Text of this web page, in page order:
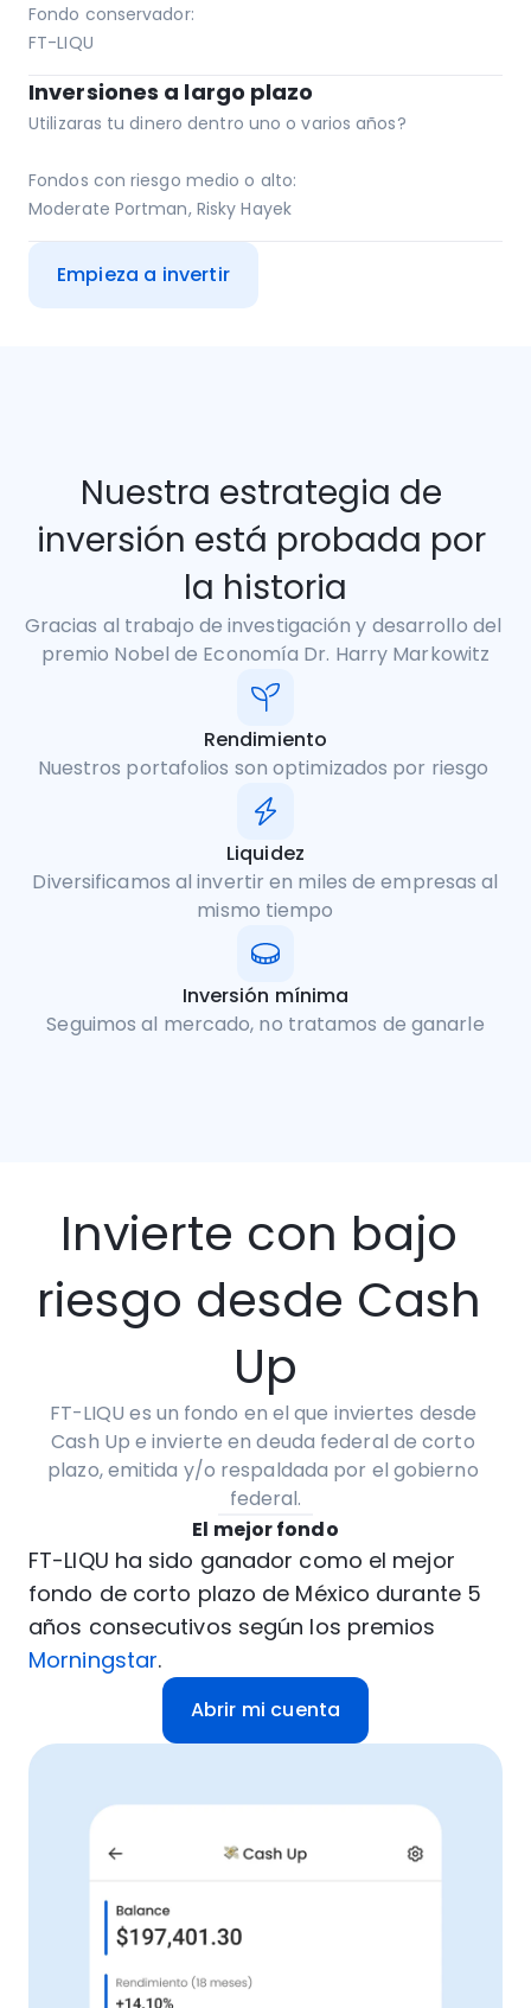
Empieza a invertir
Fondo conservador:
FT-LIQU
Inversiones a largo plazo
Utilizaras tu dinero dentro uno o varios años?
Fondos con riesgo medio o alto:
Moderate Portman, Risky Hayek
Nuestra estrategia de
inversión está probada por
la historia
Gracias al trabajo de investigación y desarrollo del
premio Nobel de Economía Dr. Harry Markowitz
Rendimiento
Nuestros portafolios son optimizados por riesgo
Liquidez
Diversificamos al invertir en miles de empresas al
mismo tiempo
Inversión mínima
Seguimos al mercado, no tratamos de ganarle
Invierte con bajo
riesgo desde Cash
Up
FT-LIQU es un fondo en el que inviertes desde
Cash Up e invierte en deuda federal de corto
plazo, emitida y/o respaldada por el gobierno
federal.
El mejor fondo
FT-LIQU ha sido ganador como el mejor
fondo de corto plazo de México durante 5
Morningstar.
Abrir mi cuenta